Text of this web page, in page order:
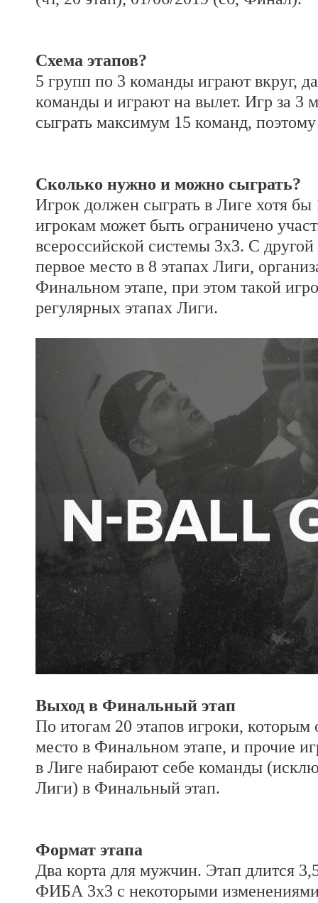
Схема этапов?
5 групп по 3 команды играют вкруг,
команды и играют на вылет. Игр за 3
сыграть максимум 15 команд,
Сколько нужно и можно сыграть?
Игрок должен сыграть в Лиге хотя
игрокам может быть ограничено
всероссийской системы 3х3. С
первое место в 8 этапах Лиги,
Финальном этапе, при этом такой
регулярных этапах Лиги.
Выход в Финальный этап
По итогам 20 этапов игроки, которым
место в Финальном этапе, и прочие
в Лиге набирают себе команды
Лиги) в Финальный этап.
Формат этапа
Два корта для мужчин. Этап длится
ФИБА 3х3 с некоторыми